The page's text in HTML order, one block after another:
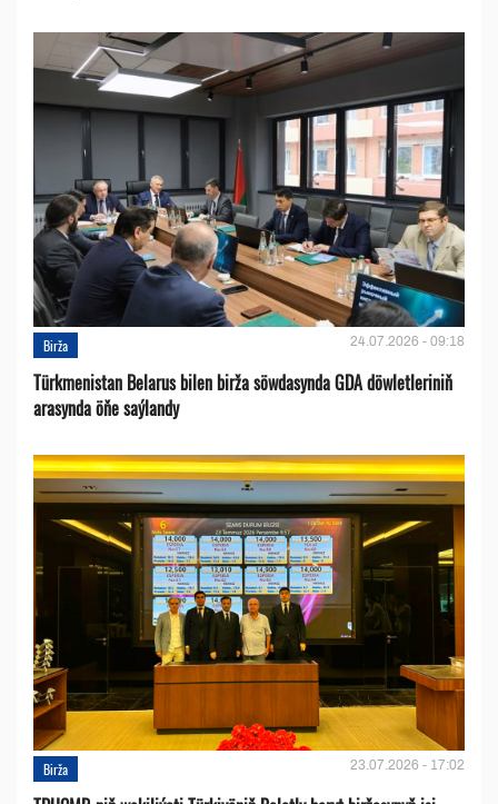
Birža 24.07.2026 - 09:18
Türkmenistan Belarus bilen birža söwdasynda GDA döwletleriniň
arasynda öňe saýlandy
Birža 23.07.2026 - 17:02